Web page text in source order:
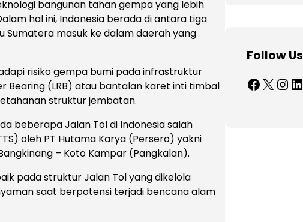
bangunan tahan gempa yang lebih
hal ini, Indonesia berada di antara tiga
Sumatera masuk ke dalam daerah yang
risiko gempa bumi pada infrastruktur
Bearing (LRB) atau bantalan karet inti timbal
struktur jembatan.
beberapa Jalan Tol di Indonesia salah
oleh PT Hutama Karya (Persero) yakni
– Koto Kampar (Pangkalan).
pada struktur Jalan Tol yang dikelola
saat berpotensi terjadi bencana alam
Follow Us
Facebook X InstagramLinkedIn